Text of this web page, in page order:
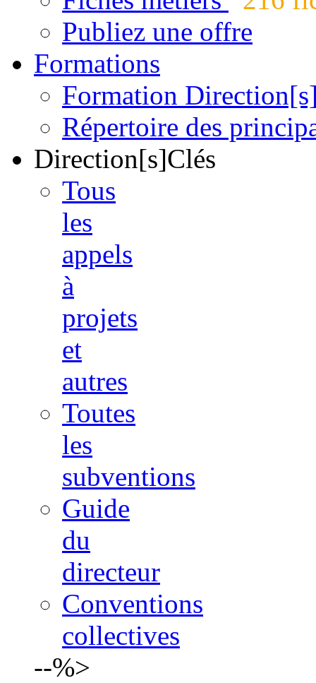
Publiez une offre
Formations
Formation
Répertoire des
Direction[s]Clés
Tous
les
appels
à
projets
et
autres
Toutes
les
subventions
Guide
du
directeur
Conventions
collectives
--%>